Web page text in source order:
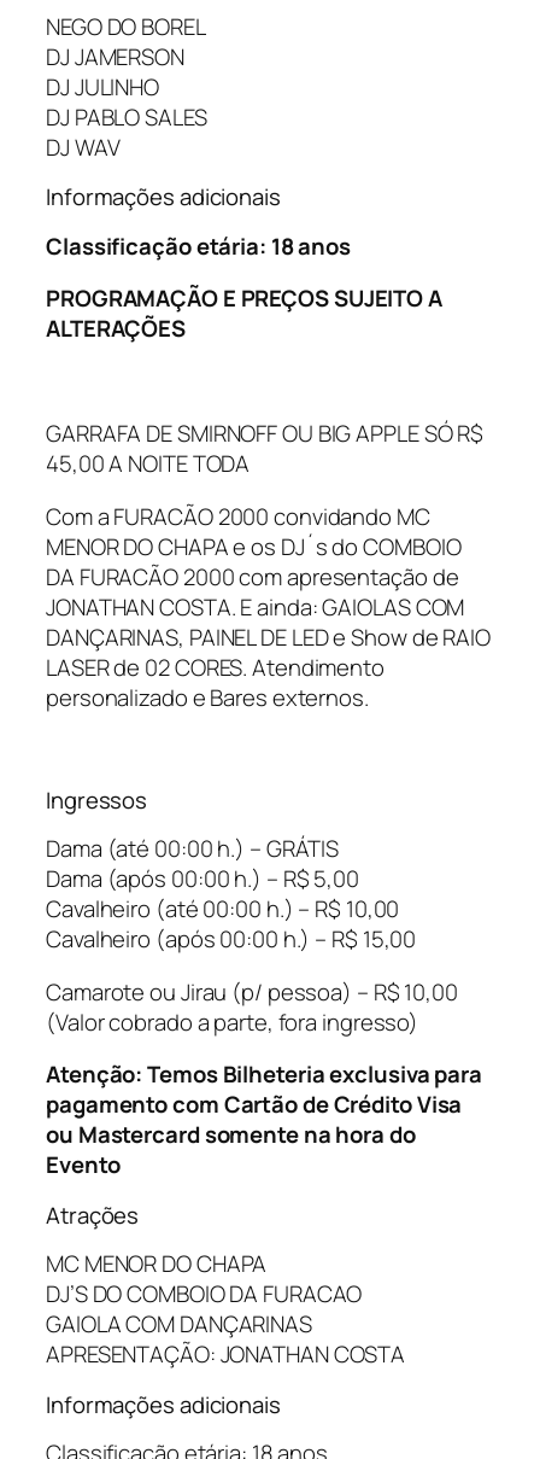
NEGO DO BOREL
DJ JAMERSON
DJ JULINHO
DJ PABLO SALES
DJ WAV
Informações adicionais
Classificação etária: 18 anos
PROGRAMAÇÃO E PREÇOS SUJEITO A
ALTERAÇÕES
GARRAFA DE SMIRNOFF OU BIG APPLE SÓ R$
45,00 A NOITE TODA
Com a FURACÃO 2000 convidando MC
MENOR DO CHAPA e os DJ´s do COMBOIO
DA FURACÃO 2000 com apresentação de
JONATHAN COSTA. E ainda: GAIOLAS COM
DANÇARINAS, PAINEL DE LED e Show de RAIO
LASER de 02 CORES. Atendimento
personalizado e Bares externos.
Ingressos
Dama (até 00:00 h.) – GRÁTIS
Dama (após 00:00 h.) – R$ 5,00
Cavalheiro (até 00:00 h.) – R$ 10,00
Cavalheiro (após 00:00 h.) – R$ 15,00
Camarote ou Jirau (p/ pessoa) – R$ 10,00
(Valor cobrado a parte, fora ingresso)
Atenção: Temos Bilheteria exclusiva para
pagamento com Cartão de Crédito Visa
ou Mastercard somente na hora do
Evento
Atrações
MC MENOR DO CHAPA
DJ’S DO COMBOIO DA FURACAO
GAIOLA COM DANÇARINAS
APRESENTAÇÃO: JONATHAN COSTA
Informações adicionais